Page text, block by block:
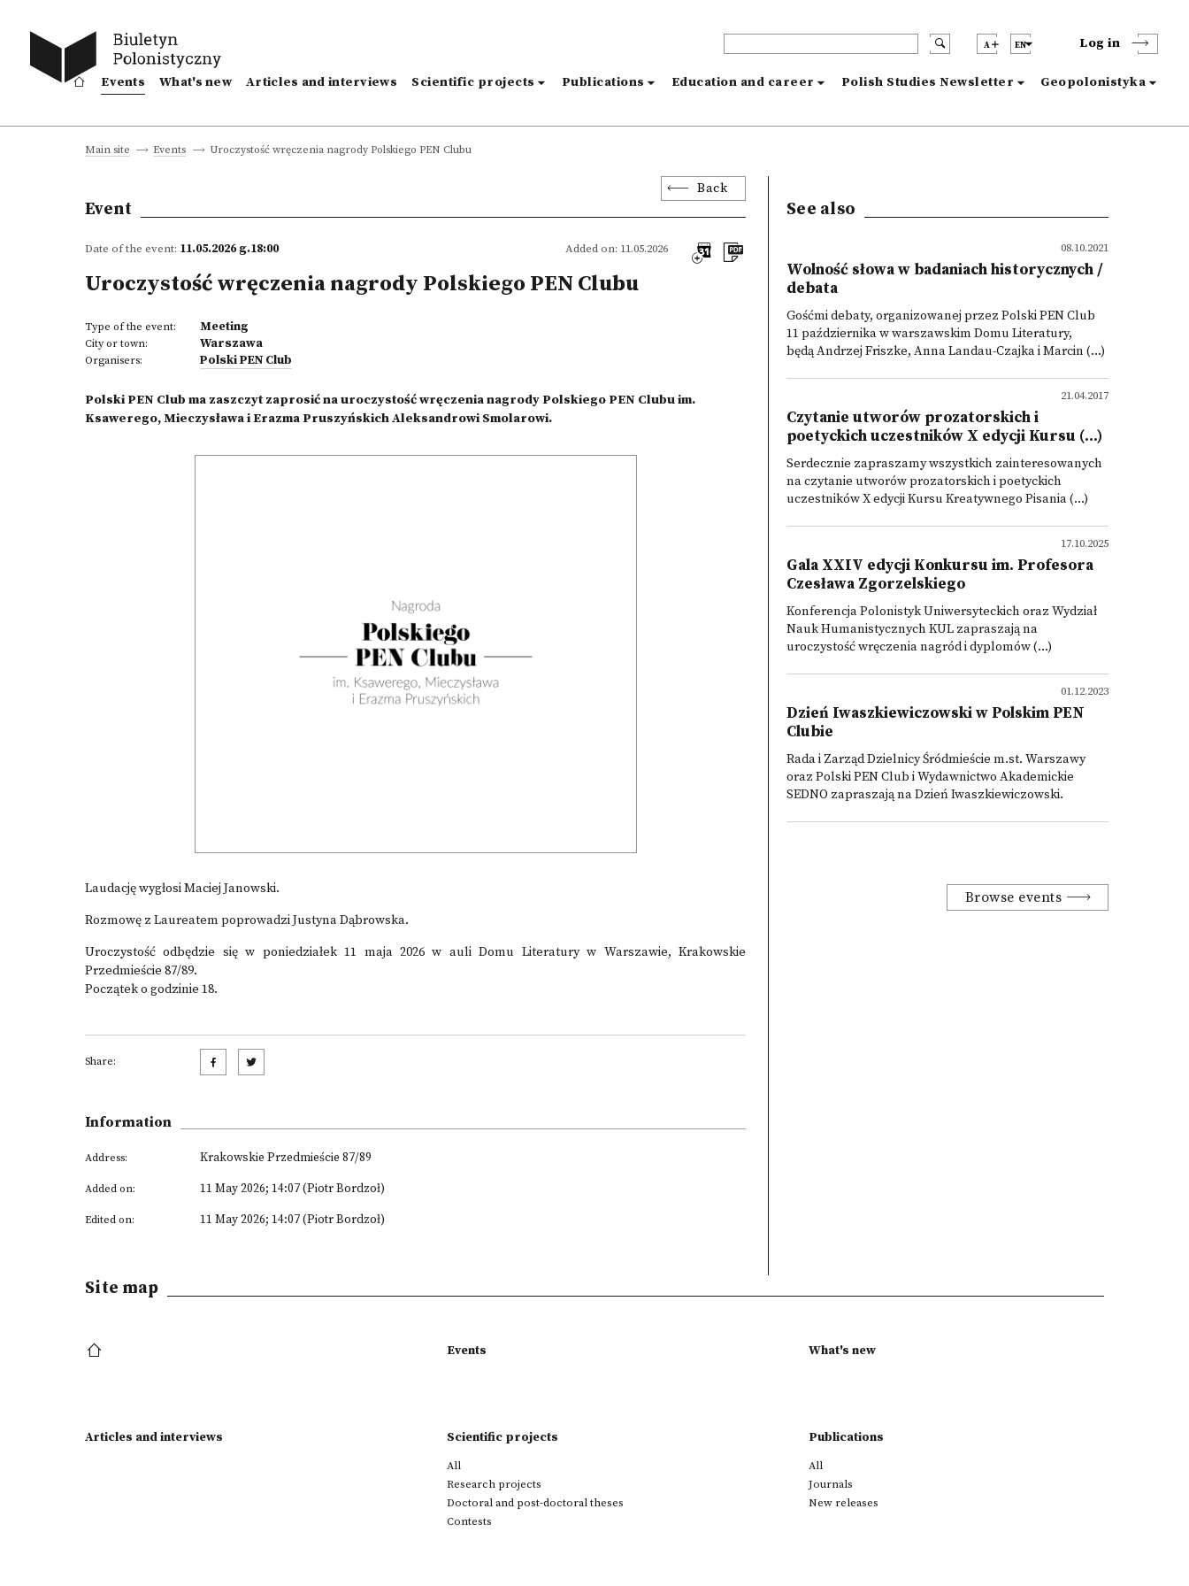
A EN Log in
Events What's new Articles and interviews Scientific projects Publications Education and career Polish Studies Newsletter Geopolonistyka
Main site Events Uroczystość wręczenia nagrody Polskiego PEN Clubu
Back
Event
Date of the event: 11.05.2026 g.18:00 Added on: 11.05.2026
Uroczystość wręczenia nagrody Polskiego PEN Clubu
Type of the event: Meeting
City or town: Warszawa
Organisers: Polski PEN Club
Polski PEN Club ma zaszczyt zaprosić na uroczystość wręczenia nagrody Polskiego PEN Clubu im.
Ksawerego, Mieczysława i Erazma Pruszyńskich Aleksandrowi Smolarowi.
Laudację wygłosi Maciej Janowski.
Rozmowę z Laureatem poprowadzi Justyna Dąbrowska.
Uroczystość odbędzie się w poniedziałek 11 maja 2026 w auli Domu Literatury w Warszawie, Krakowskie
Przedmieście 87/89.
Początek o godzinie 18.
Share:
Information
Address: Krakowskie Przedmieście 87/89
Added on: 11 May 2026; 14:07 (Piotr Bordzoł)
Edited on: 11 May 2026; 14:07 (Piotr Bordzoł)
See also
08.10.2021
Wolność słowa w badaniach historycznych /
debata
Gośćmi debaty, organizowanej przez Polski PEN Club
11 października w warszawskim Domu Literatury,
będą Andrzej Friszke, Anna Landau-Czajka i Marcin (...)
21.04.2017
Czytanie utworów prozatorskich i
poetyckich uczestników X edycji Kursu (...)
Serdecznie zapraszamy wszystkich zainteresowanych
na czytanie utworów prozatorskich i poetyckich
uczestników X edycji Kursu Kreatywnego Pisania (...)
17.10.2025
Gala XXIV edycji Konkursu im. Profesora
Czesława Zgorzelskiego
Konferencja Polonistyk Uniwersyteckich oraz Wydział
Nauk Humanistycznych KUL zapraszają na
uroczystość wręczenia nagród i dyplomów (...)
01.12.2023
Dzień Iwaszkiewiczowski w Polskim PEN
Clubie
Rada i Zarząd Dzielnicy Śródmieście m.st. Warszawy
oraz Polski PEN Club i Wydawnictwo Akademickie
SEDNO zapraszają na Dzień Iwaszkiewiczowski.
Browse events
Site map
Events What's new
Articles and interviews Scientific projects
All
Research projects
Doctoral and post-doctoral theses
Contests
Publications
All
Journals
New releases